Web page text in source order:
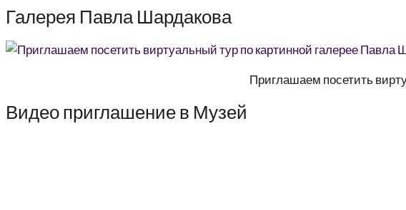
Галерея Павла Шардакова
Приглашаем посетить
Видео приглашение в Музей